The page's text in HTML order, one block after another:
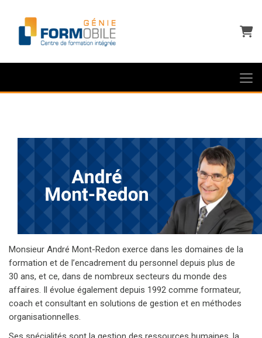
Monsieur André Mont-Redon exerce dans les domaines de la
formation et de l’encadrement du personnel depuis plus de
30 ans, et ce, dans de nombreux secteurs du monde des
affaires. Il évolue également depuis 1992 comme formateur,
coach et consultant en solutions de gestion et en méthodes
organisationnelles.